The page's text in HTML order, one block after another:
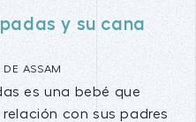
y su cana
ASSAM
es una bebé que
con sus padres